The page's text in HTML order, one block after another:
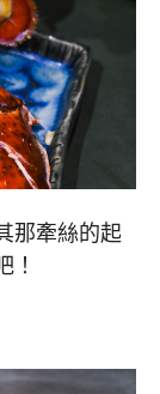
那牽絲的起
！